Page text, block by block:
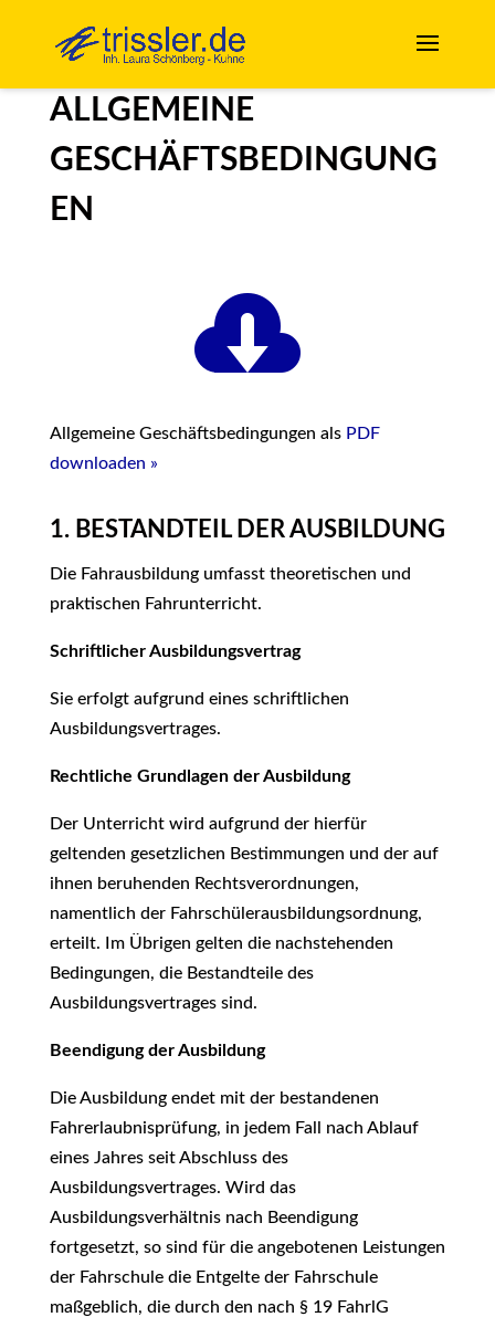
ALLGEMEINE
GESCHÄFTSBEDINGUNG
EN

Allgemeine Geschäftsbedingungen als PDF
downloaden »
1. BESTANDTEIL DER AUSBILDUNG
Die Fahrausbildung umfasst theoretischen und
praktischen Fahrunterricht.
Schriftlicher Ausbildungsvertrag
Sie erfolgt aufgrund eines schriftlichen
Ausbildungsvertrages.
Rechtliche Grundlagen der Ausbildung
Der Unterricht wird aufgrund der hierfür
geltenden gesetzlichen Bestimmungen und der auf
ihnen beruhenden Rechtsverordnungen,
namentlich der Fahrschülerausbildungsordnung,
erteilt. Im Übrigen gelten die nachstehenden
Bedingungen, die Bestandteile des
Ausbildungsvertrages sind.
Beendigung der Ausbildung
Die Ausbildung endet mit der bestandenen
Fahrerlaubnisprüfung, in jedem Fall nach Ablauf
eines Jahres seit Abschluss des
Ausbildungsvertrages. Wird das
Ausbildungsverhältnis nach Beendigung
fortgesetzt, so sind für die angebotenen Leistungen
der Fahrschule die Entgelte der Fahrschule
maßgeblich, die durch den nach § 19 FahrlG